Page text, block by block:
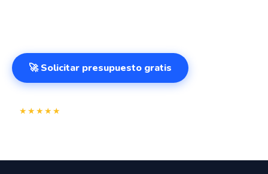
🚀 Solicitar presupuesto gratis
★★★★★